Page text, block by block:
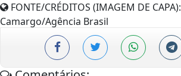
FONTE/CRÉDITOS (IMAGEM DE CAPA):
Camargo/Agência Brasil